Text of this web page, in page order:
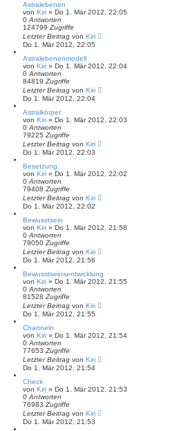
Astralebenen
von Kiri » Do 1. Mär 2012, 22:05
0 Antworten
124799 Zugriffe
Letzter Beitrag von Kiri
Do 1. Mär 2012, 22:05
Astralebenenmodell
von Kiri » Do 1. Mär 2012, 22:04
0 Antworten
84819 Zugriffe
Letzter Beitrag von Kiri
Do 1. Mär 2012, 22:04
Astralkörper
von Kiri » Do 1. Mär 2012, 22:03
0 Antworten
79225 Zugriffe
Letzter Beitrag von Kiri
Do 1. Mär 2012, 22:03
Besetzung
von Kiri » Do 1. Mär 2012, 22:02
0 Antworten
79408 Zugriffe
Letzter Beitrag von Kiri
Do 1. Mär 2012, 22:02
Bewusstsein
von Kiri » Do 1. Mär 2012, 21:56
0 Antworten
79050 Zugriffe
Letzter Beitrag von Kiri
Do 1. Mär 2012, 21:56
Bewusstseinsentwicklung
von Kiri » Do 1. Mär 2012, 21:55
0 Antworten
81528 Zugriffe
Letzter Beitrag von Kiri
Do 1. Mär 2012, 21:55
Channeln
von Kiri » Do 1. Mär 2012, 21:54
0 Antworten
77653 Zugriffe
Letzter Beitrag von Kiri
Do 1. Mär 2012, 21:54
Check
von Kiri » Do 1. Mär 2012, 21:53
0 Antworten
76983 Zugriffe
Letzter Beitrag von Kiri
Do 1. Mär 2012, 21:53